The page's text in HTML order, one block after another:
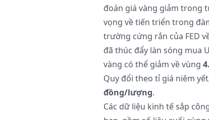
đoán giá vàng giảm trong
vọng về tiến triển trong
trường cứng rắn của FED
đã thúc đẩy làn sóng mua
vàng có thể giảm về vùng
Quy đổi theo tỉ giá niêm
đồng/lượng.
Các dữ liệu kinh tế sắp